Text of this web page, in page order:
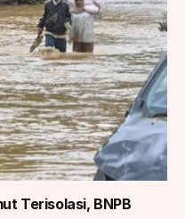
Terisolasi, BNPB